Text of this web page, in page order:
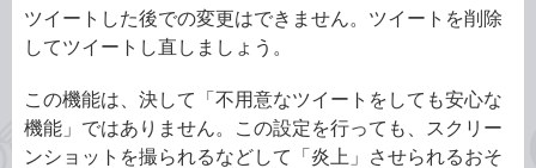
ツイートした後での変更はできません。ツイートを削除
してツイートし直しましょう。
この機能は、決して「不用意なツイートをしても安心な
機能」ではありません。この設定を行っても、スクリー
ンショットを撮られるなどして「炎上」させられるおそ